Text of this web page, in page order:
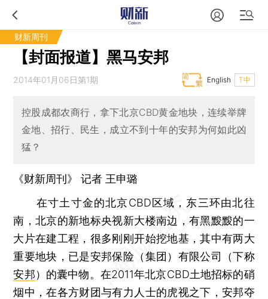
财新周刊
【封面报道】黑马安邦
2014年01月06日第1期 T中
English
控股成都农商行，拿下北京CBD黄金地块，连续举牌
金地、招行、民生，成立不到十年的安邦为何如此凶
猛？
《财新周刊》 记者 王申璐
在寸土寸金的北京CBD区域，东三环由北往
南，北京的新地标央视新大楼南边，有黑黢黢的一
大片在建工程，很多刚刚开始挖地基，其中有两大
重要地块，已是安邦保险（集团）有限公司（下称
安邦）的囊中物。在2011年北京CBD土地招标的硝
烟中，在各方财团与有力人士的虎视之下，安邦夺